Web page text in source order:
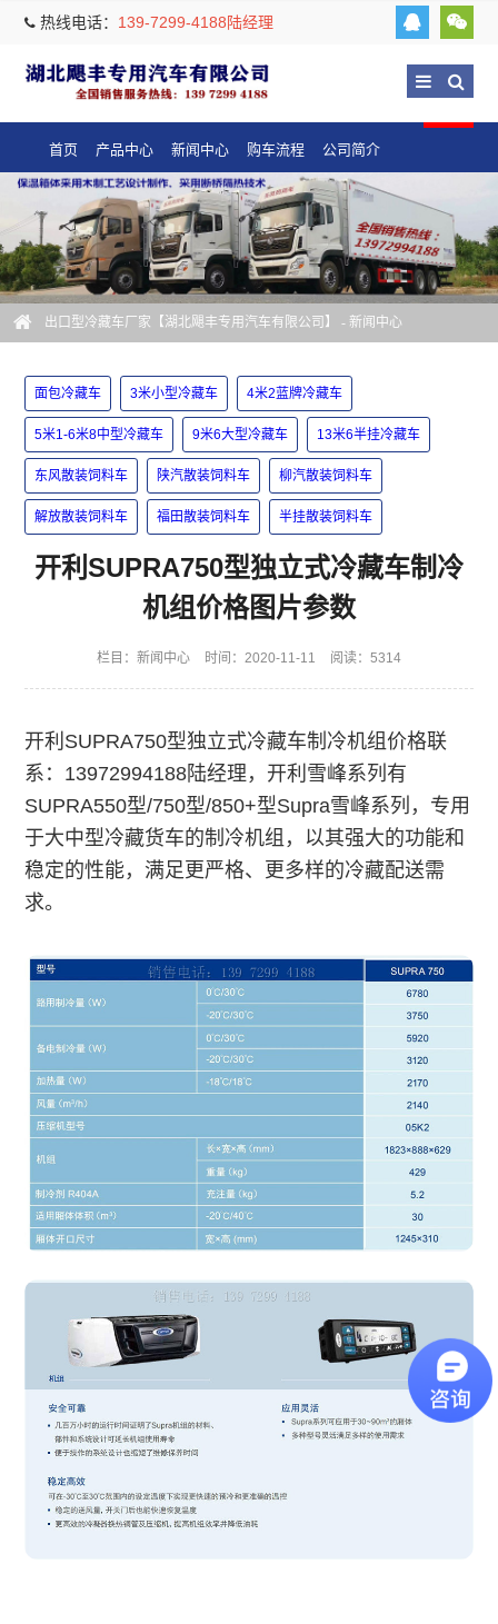
热线电话： 139-7299-4188陆经理
首页 产品中心 新闻中心 购车流程 公司简介
出口型冷藏车厂家【湖北飓丰专用汽车有限公司】 - 新闻中心
面包冷藏车 3米小型冷藏车 4米2蓝牌冷藏车
5米1-6米8中型冷藏车 9米6大型冷藏车 13米6半挂冷藏车
东风散装饲料车 陕汽散装饲料车 柳汽散装饲料车
解放散装饲料车 福田散装饲料车 半挂散装饲料车
开利SUPRA750型独立式冷藏车制冷
机组价格图片参数
栏目： 新闻中心 时间：2020-11-11 阅读：5314
开利SUPRA750型独立式冷藏车制冷机组价格联
系：13972994188陆经理，开利雪峰系列有
SUPRA550型/750型/850+型Supra雪峰系列，专用
于大中型冷藏货车的制冷机组，以其强大的功能和
稳定的性能，满足更严格、更多样的冷藏配送需
求。